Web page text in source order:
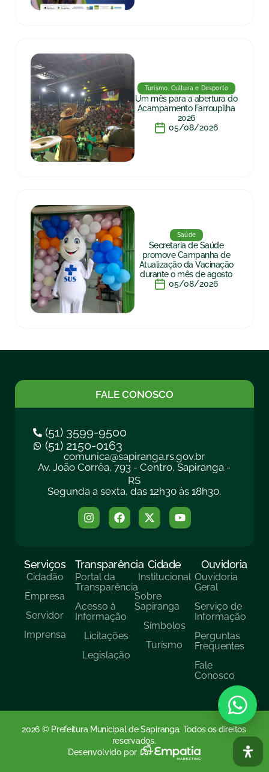
Turismo, Cultura e Desporto
Um mês para a abertura do
Acampamento Farroupilha
2026
05/08/2026
Saúde
Secretaria de Saúde
promove Campanha de
Atualização da Vacinação
durante o mês de agosto
05/08/2026
FALE CONOSCO
(51) 3599-9500
(51) 2150-0163
comunica@sapiranga.rs.gov.br
Av. João Corrêa, 793 - Centro, Sapiranga -
RS
Segunda a sexta, das 12h30 às 18h30.
Serviços
Cidadão
Empresa
Servidor
Imprensa
Transparência
Portal da
Transparência
Acesso à
Informação
Licitações
Legislação
Cidade
Institucional
Sobre
Sapiranga
Símbolos
Turísmo
Ouvidoria
Ouvidoria
Geral
Serviço de
Informação
Perguntas
Frequentes
Fale
Conosco
2026 © Prefeitura Municipal de Sapiranga. Todos os direitos
reservados.
Desenvolvido por